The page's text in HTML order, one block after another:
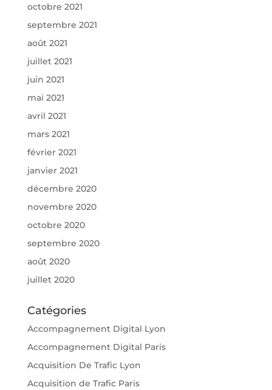
octobre 2021
septembre 2021
août 2021
juillet 2021
juin 2021
mai 2021
avril 2021
mars 2021
février 2021
janvier 2021
décembre 2020
novembre 2020
octobre 2020
septembre 2020
août 2020
juillet 2020
Catégories
Accompagnement Digital Lyon
Accompagnement Digital Paris
Acquisition De Trafic Lyon
Acquisition de Trafic Paris